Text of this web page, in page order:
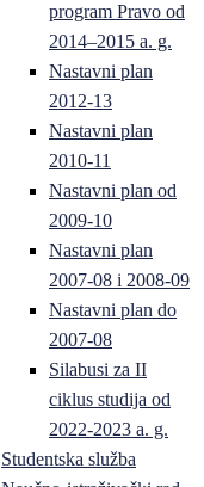
program Pravo od
2014–2015 a. g.
Nastavni plan
2012-13
Nastavni plan
2010-11
Nastavni plan od
2009-10
Nastavni plan
2007-08 i 2008-09
Nastavni plan do
2007-08
Silabusi za II
ciklus studija od
2022-2023 a. g.
Studentska služba